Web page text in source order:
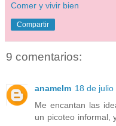
Comer y vivir bien
Compartir
9 comentarios:
anamelm 18 de
Me encantan las
un picoteo informal,